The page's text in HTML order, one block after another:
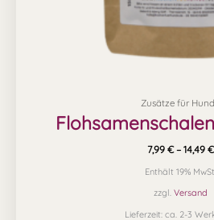
Zusätze für
7,99 € – 14,49 €
Enthält 19%
zzgl. Versand
Lieferzeit: ca. 2-3